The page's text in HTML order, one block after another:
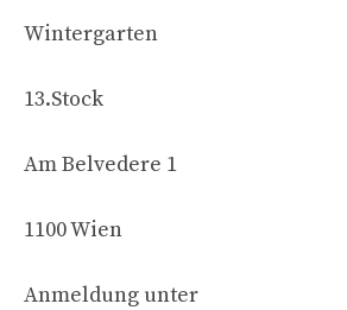
Wintergarten
13.Stock
Am Belvedere 1
1100 Wien
Anmeldung unter